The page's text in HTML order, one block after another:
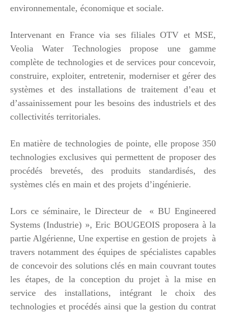
environnementale, économique et sociale.
Intervenant en France via ses filiales OTV et MSE,
Veolia Water Technologies propose une gamme
complète de technologies et de services pour concevoir,
construire, exploiter, entretenir, moderniser et gérer des
systèmes et des installations de traitement d’eau et
d’assainissement pour les besoins des industriels et des
collectivités territoriales.
En matière de technologies de pointe, elle propose 350
technologies exclusives qui permettent de proposer des
procédés brevetés, des produits standardisés, des
systèmes clés en main et des projets d’ingénierie.
Lors ce séminaire, le Directeur de « BU Engineered
Systems (Industrie) », Eric BOUGEOIS proposera à la
partie Algérienne, Une expertise en gestion de projets à
travers notamment des équipes de spécialistes capables
de concevoir des solutions clés en main couvrant toutes
les étapes, de la conception du projet à la mise en
service des installations, intégrant le choix des
technologies et procédés ainsi que la gestion du contrat